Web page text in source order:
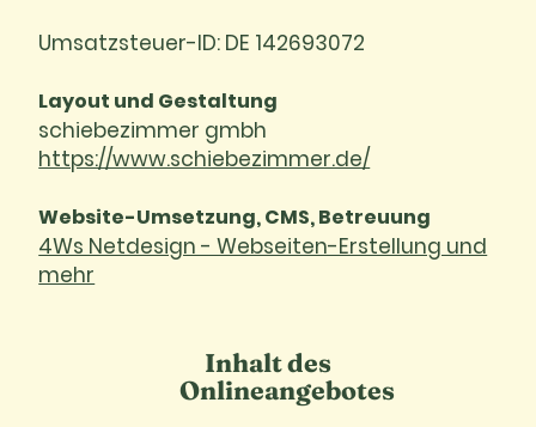
Umsatzsteuer-ID: DE 142693072
Layout und Gestaltung
schiebezimmer gmbh
https://www.schiebezimmer.de/
Website-Umsetzung, CMS, Betreuung
4Ws Netdesign - Webseiten-Erstellung und
mehr
Inhalt des
Onlineangebotes